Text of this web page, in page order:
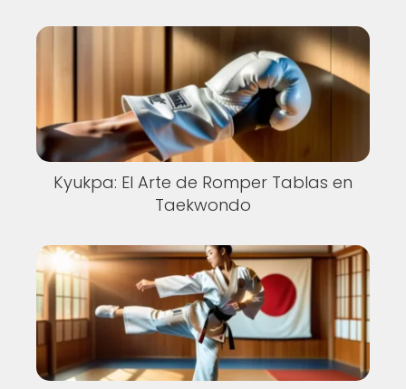
Kyukpa: El Arte de Romper Tablas en
Taekwondo